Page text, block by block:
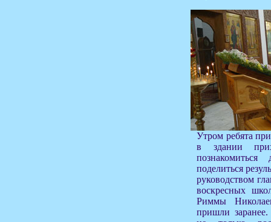
Утром ребята
в здании
поделиться
руководством
воскресных
Риммы
пришли